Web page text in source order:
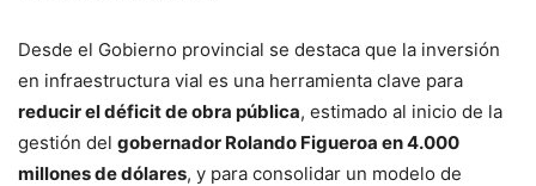
Desde el Gobierno provincial se destaca que la inversión
en infraestructura vial es una herramienta clave para
reducir el déficit de obra pública, estimado al inicio de la
gestión del gobernador Rolando Figueroa en 4.000
millones de dólares, y para consolidar un modelo de